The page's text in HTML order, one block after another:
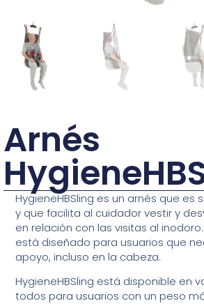
Arnés
HygieneHBSling es un arnés que es
y que facilita al cuidador vestir y
en relación con las visitas al inodoro.
está diseñado para usuarios que
apoyo, incluso en la cabeza.
HygieneHBSling está disponible en
todos para usuarios con un peso